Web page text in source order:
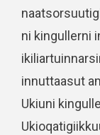
ni kingullerni
innuttaasut
Ukiuni